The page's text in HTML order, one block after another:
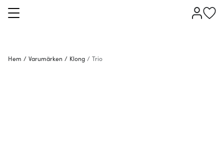
Hem / Varumärken / Klong / Trio